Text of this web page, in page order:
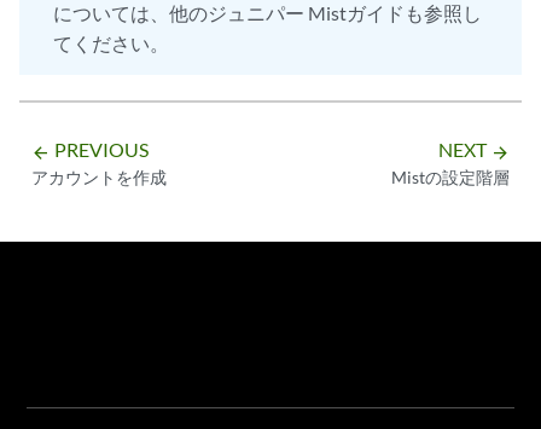
については、他のジュニパー Mistガイドも参照し
てください。
arrow_backward PREVIOUS
アカウントを作成
NEXT arrow_forward
Mistの設定階層